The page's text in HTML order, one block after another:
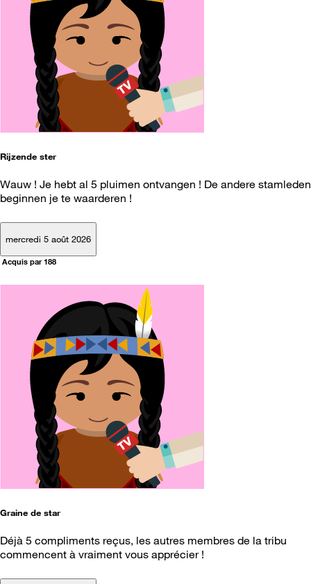
Rijzende ster
Wauw ! Je hebt al 5 pluimen ontvangen ! De andere stamleden
beginnen je te waarderen !
mercredi 5 août 2026
Acquis par 188
Graine de star
Déjà 5 compliments reçus, les autres membres de la tribu
commencent à vraiment vous apprécier !